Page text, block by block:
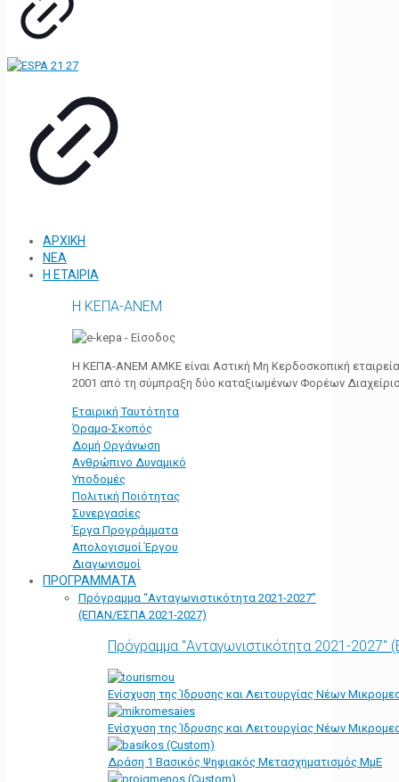
ΑΡΧΙΚΗ
ΝΕΑ
Η ΕΤΑΙΡΙΑ
Η ΚΕΠΑ-ΑΝΕΜ
Η ΚΕΠΑ-ΑΝΕΜ ΑΜΚΕ είναι Αστική Μη Κερδοσκοπική
2001 από τη σύμπραξη δύο καταξιωμένων Φορέων
Εταιρική Ταυτότητα
Όραμα-Σκοπός
Δομή Οργάνωση
Ανθρώπινο Δυναμικό
Υποδομές
Πολιτική Ποιότητας
Συνεργασίες
Έργα Προγράμματα
Απολογισμοί Έργου
Διαγωνισμοί
ΠΡΟΓΡΑΜΜΑΤΑ
Πρόγραμμα “Ανταγωνιστικότητα 2021-2027”
(ΕΠΑΝ/ΕΣΠΑ 2021-2027)
Πρόγραμμα "Ανταγωνιστικότητα 2021-
Ενίσχυση της Ίδρυσης και Λειτουργίας Νέων
Ενίσχυση της Ίδρυσης και Λειτουργίας Νέων
Δράση 1 Βασικός Ψηφιακός Μετασχηματισμός ΜμΕ